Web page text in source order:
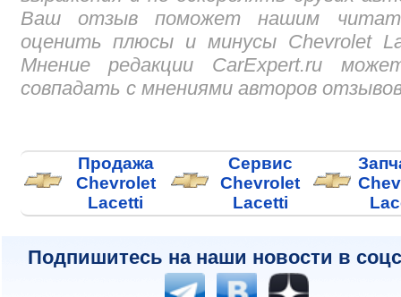
Ваш отзыв поможет нашим
оценить плюсы и минусы Chevrolet
Мнение редакции CarExpert.ru
совпадать с мнениями авторов
Продажа
Chevrolet
Lacetti
Сервис
Chevrolet
Lacetti
Подпишитесь на наши новости в